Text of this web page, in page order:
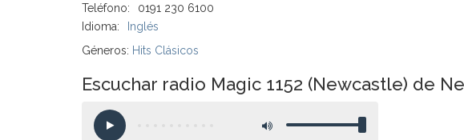
Teléfono:
0191 230 6100
Idioma:
Inglés
Géneros: Hits Clásicos
Escuchar radio Magic 1152 (Newcastle) de